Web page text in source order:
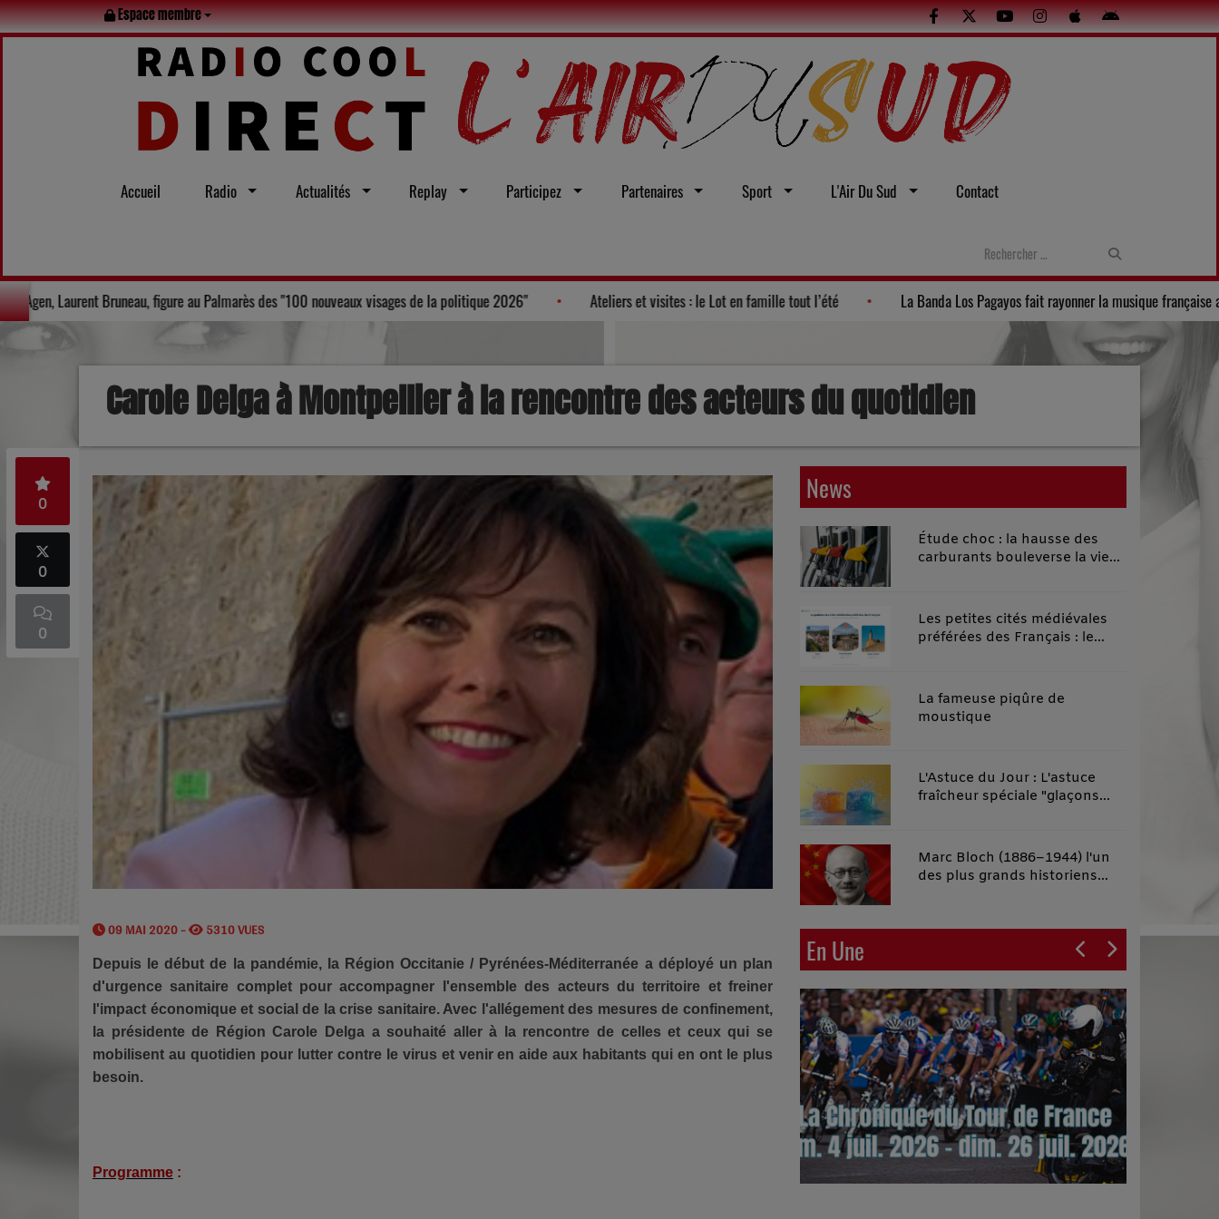
Espace membre
Accueil Radio Actualités Replay Participez Partenaires Sport L'Air Du Sud Contact
le Gers "Le maire d'Agen, Laurent Bruneau, figure au Palmarès des "100 nouveaux visages de la politique 2026" Ateliers et visites : le Lot en famille tout l’été La Banda Los Pagayos
Carole Delga à Montpellier à la rencontre des acteurs du quotidien
0
0
0
09 MAI 2020 - 5310 VUES
Depuis le début de la pandémie, la Région Occitanie / Pyrénées-Méditerranée a déployé un plan
d'urgence sanitaire complet pour accompagner l'ensemble des acteurs du territoire et freiner
l'impact économique et social de la crise sanitaire. Avec l'allégement des mesures de confinement,
la présidente de Région Carole Delga a souhaité aller à la rencontre de celles et ceux qui se
mobilisent au quotidien pour lutter contre le virus et venir en aide aux habitants qui en ont le plus
besoin.
Programme :
News
Étude choc : la hausse des
carburants bouleverse la vie
Les petites cités médiévales
préférées des Français : le
La fameuse piqûre de
moustique
L'Astuce du Jour : L'astuce
fraîcheur spéciale "glaçons
Marc Bloch (1886–1944) l'un
des plus grands historiens
En Une